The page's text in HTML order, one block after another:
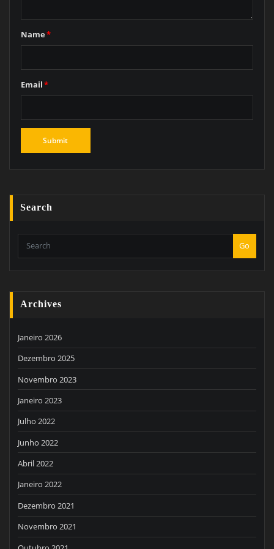
Name*
Email*
Search
Go
Archives
Janeiro 2026
Dezembro 2025
Novembro 2023
Janeiro 2023
Julho 2022
Junho 2022
Abril 2022
Janeiro 2022
Dezembro 2021
Novembro 2021